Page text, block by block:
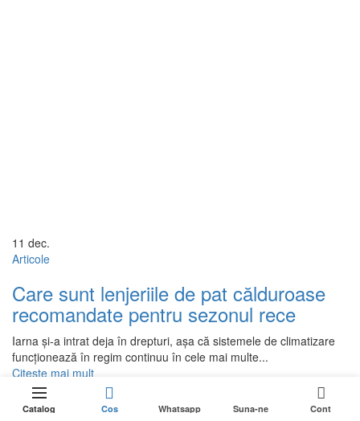
11 dec.
Articole
Care sunt lenjeriile de pat călduroase
recomandate pentru sezonul rece
Iarna și-a intrat deja în drepturi, așa că sistemele de climatizare
funcționează în regim continuu în cele mai multe...
Citeste mai mult
Catalog Cos Whatsapp Suna-ne Cont